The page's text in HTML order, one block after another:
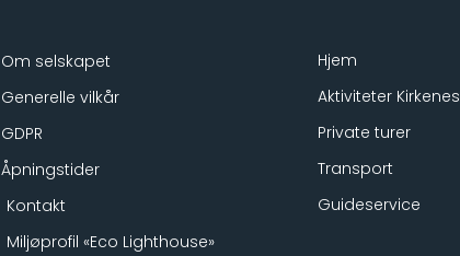
Om selskapet
Generelle vilkår
GDPR
Åpningstider
Kontakt
Miljøprofil «Eco Lighthouse»
Hjem
Aktiviteter Kirkenes
Private turer
Transport
Guideservice